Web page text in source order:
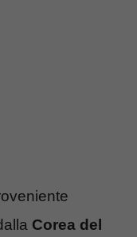
Corea del